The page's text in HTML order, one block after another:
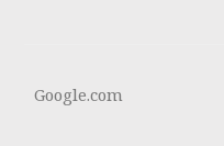
Google.com